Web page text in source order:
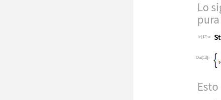
Lo
In[13]:=
Out[13]=